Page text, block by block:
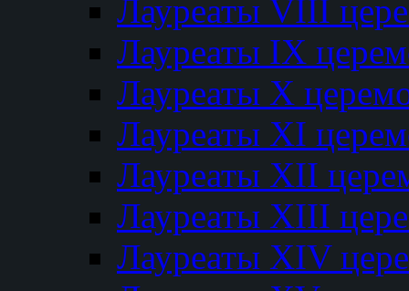
Лауреаты VIII
Лауреаты IX
Лауреаты Х
Лауреаты XI
Лауреаты XII
Лауреаты XIII
Лауреаты XIV